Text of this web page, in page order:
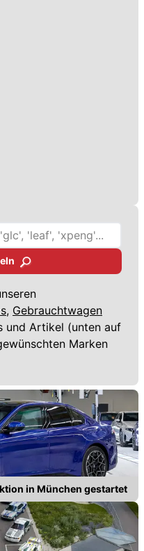
Gebrauchtwagen
und Artikel (unten auf
Marken
in München gestartet